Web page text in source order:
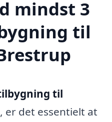
mindst 3
til
til
, er det essentielt at